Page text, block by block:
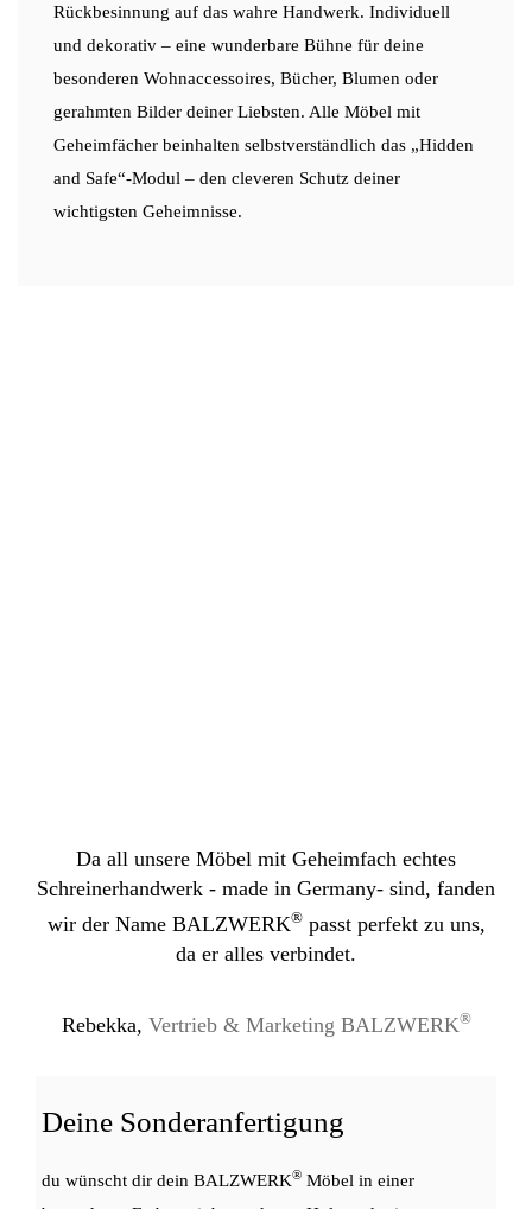
Rückbesinnung auf das wahre Handwerk. Individuell
und dekorativ – eine wunderbare Bühne für deine
besonderen Wohnaccessoires, Bücher, Blumen oder
gerahmten Bilder deiner Liebsten. Alle Möbel mit
Geheimfächer beinhalten selbstverständlich das „Hidden
and Safe“-Modul – den cleveren Schutz deiner
wichtigsten Geheimnisse.
Da all unsere Möbel mit Geheimfach echtes
Schreinerhandwerk - made in Germany- sind, fanden
wir der Name BALZWERK®passt perfekt zu uns,
da er alles verbindet.
Rebekka, Vertrieb & Marketing BALZWERK®
Deine Sonderanfertigung
du wünscht dir dein BALZWERK® Möbel in einer